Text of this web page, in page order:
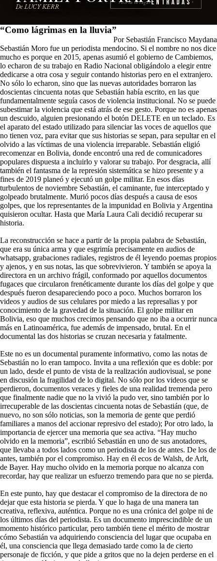
De LUCY KERR
reserva tu lugarEntradas ›
“Como lágrimas en la lluvia”
Por Sebastián Francisco Maydana
Sebastián Moro fue un periodista mendocino. Si el nombre no nos dice
mucho es porque en 2015, apenas asumió el gobierno de Cambiemos,
lo echaron de su trabajo en Radio Nacional obligándolo a elegir entre
dedicarse a otra cosa y seguir contando historias pero en el extranjero.
No sólo lo echaron, sino que las nuevas autoridades borraron las
doscientas cincuenta notas que Sebastián había escrito, en las que
fundamentalmente seguía casos de violencia institucional. No se puede
subestimar la violencia que está atrás de ese gesto. Porque no es apenas
un descuido, alguien presionando el botón DELETE en un teclado. Es
el aparato del estado utilizado para silenciar las voces de aquellos que
no tienen voz, para evitar que sus historias se sepan, para sepultar en el
olvido a las víctimas de una violencia irreparable. Sebastián eligió
recomenzar en Bolivia, donde encontró una red de comunicadores
populares dispuesta a incluirlo y valorar su trabajo. Por desgracia, allí
también el fantasma de la represión sistemática se hizo presente y a
fines de 2019 planeó y ejecutó un golpe militar. En esos días
turbulentos de noviembre Sebastián, el caminante, fue interceptado y
golpeado brutalmente. Murió pocos días después a causa de esos
golpes, que los representantes de la impunidad en Bolivia y Argentina
quisieron ocultar. Hasta que María Laura Cali decidió recuperar su
historia.
La reconstrucción se hace a partir de la propia palabra de Sebastián,
que era su única arma y que esgrimía precisamente en audios de
whatsapp, grabaciones radiales, registros de él leyendo poemas propios
y ajenos, y en sus notas, las que sobrevivieron. Y también se apoya la
directora en un archivo frágil, conformado por aquellos documentos
fugaces que circularon frenéticamente durante los días del golpe y que
después fueron desapareciendo poco a poco. Muchos borraron los
videos y audios de sus celulares por miedo a las represalias y por
conocimiento de la gravedad de la situación. El golpe militar en
Bolivia, eso que muchos crecimos pensando que no iba a ocurrir nunca
más en Latinoamérica, fue además de impensado, brutal. En el
documental las dos historias se cruzan necesaria y fatalmente.
Este no es un documental puramente informativo, como las notas de
Sebastián no lo eran tampoco. Invita a una reflexión que es doble: por
un lado, desde el punto de vista de la realización audiovisual, se pone
en discusión la fragilidad de lo digital. No sólo por los videos que se
perdieron, documentos veraces y fieles de una realidad tremenda pero
que finalmente nadie que no la vivió la pudo ver, sino también por lo
irrecuperable de las doscientas cincuenta notas de Sebastián (que, de
nuevo, no son sólo noticias, son la memoria de gente que perdió
familiares a manos del accionar represivo del estado); Por otro lado, la
importancia de ejercer una memoria que sea activa. “Hay mucho
olvido en la memoria”, escribió Sebastián en uno de sus anotadores,
que llevaba a todos lados como un periodista de los de antes. De los de
antes, también por el compromiso. Hay en él ecos de Walsh, de Arlt,
de Bayer. Hay mucho olvido en la memoria porque no alcanza con
recordar, hay que realizar un esfuerzo tremendo para que no se pierda.
En este punto, hay que destacar el compromiso de la directora de no
dejar que esta historia se pierda. Y que lo haga de una manera tan
creativa, reflexiva, auténtica. Porque no es una crónica del golpe ni de
los últimos días del periodista. Es un documento imprescindible de un
momento histórico particular, pero también tiene el mérito de mostrar
cómo Sebastián va adquiriendo consciencia del lugar que ocupaba en
él, una consciencia que llega demasiado tarde como la de cierto
personaje de ficción, y que pide a gritos que no la dejen perderse en el